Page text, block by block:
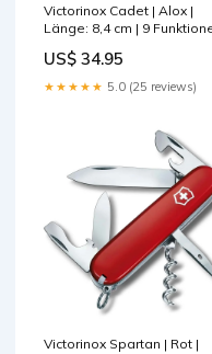
Victorinox Cadet | Alox |
Länge: 8,4 cm | 9
US$ 34.95
★★★★★ 5.0 (25 reviews)
Victorinox Spartan | Rot |